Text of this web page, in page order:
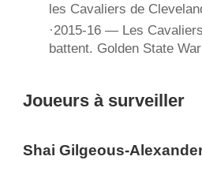
les Cavaliers de
·2015-16 — Les
battent. Golden State
Joueurs à surveiller
Shai Gilgeous-